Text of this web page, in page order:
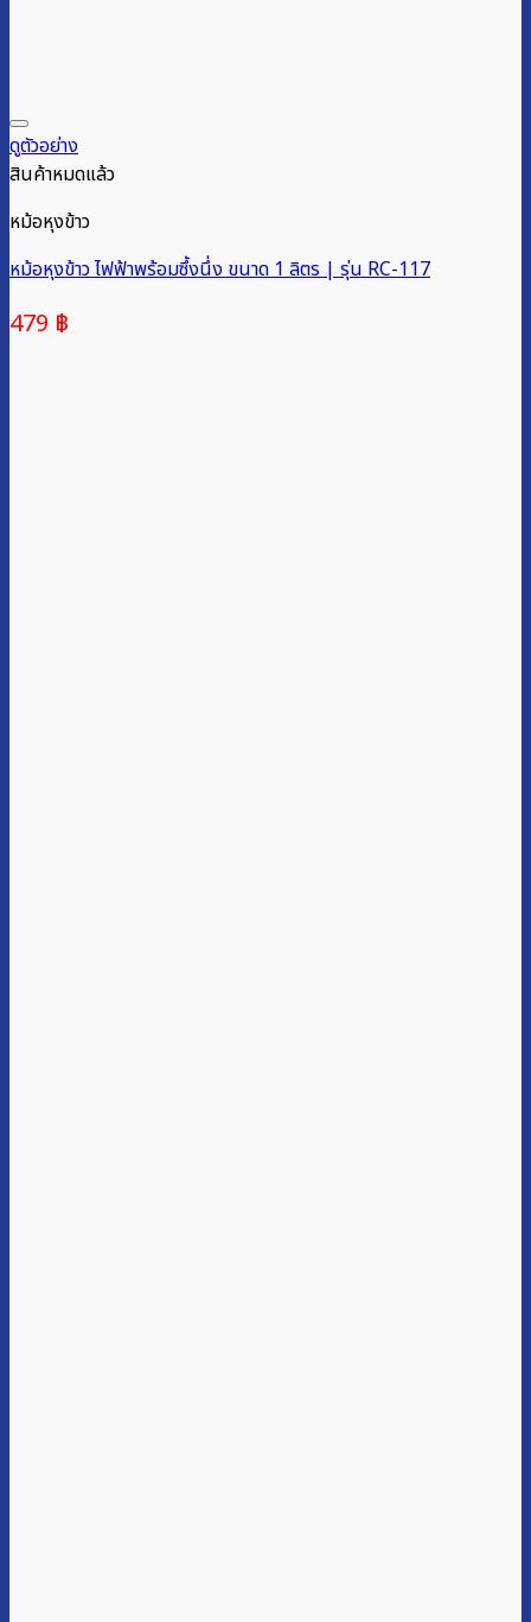
ดูตัวอย่าง
สินค้าหมดแล้ว
หม้อหุงข้าว
หม้อหุงข้าว ไฟฟ้าพร้อมซึ้งนึ่ง ขนาด 1 ลิตร | รุ่น RC-117
479 ฿